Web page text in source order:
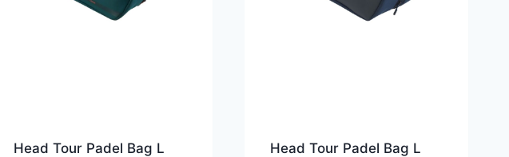
Head Tour Padel Bag L
Head Tour Padel Bag L